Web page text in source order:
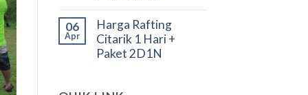
06
Apr
Harga Rafting
Citarik 1 Hari +
Paket 2D1N